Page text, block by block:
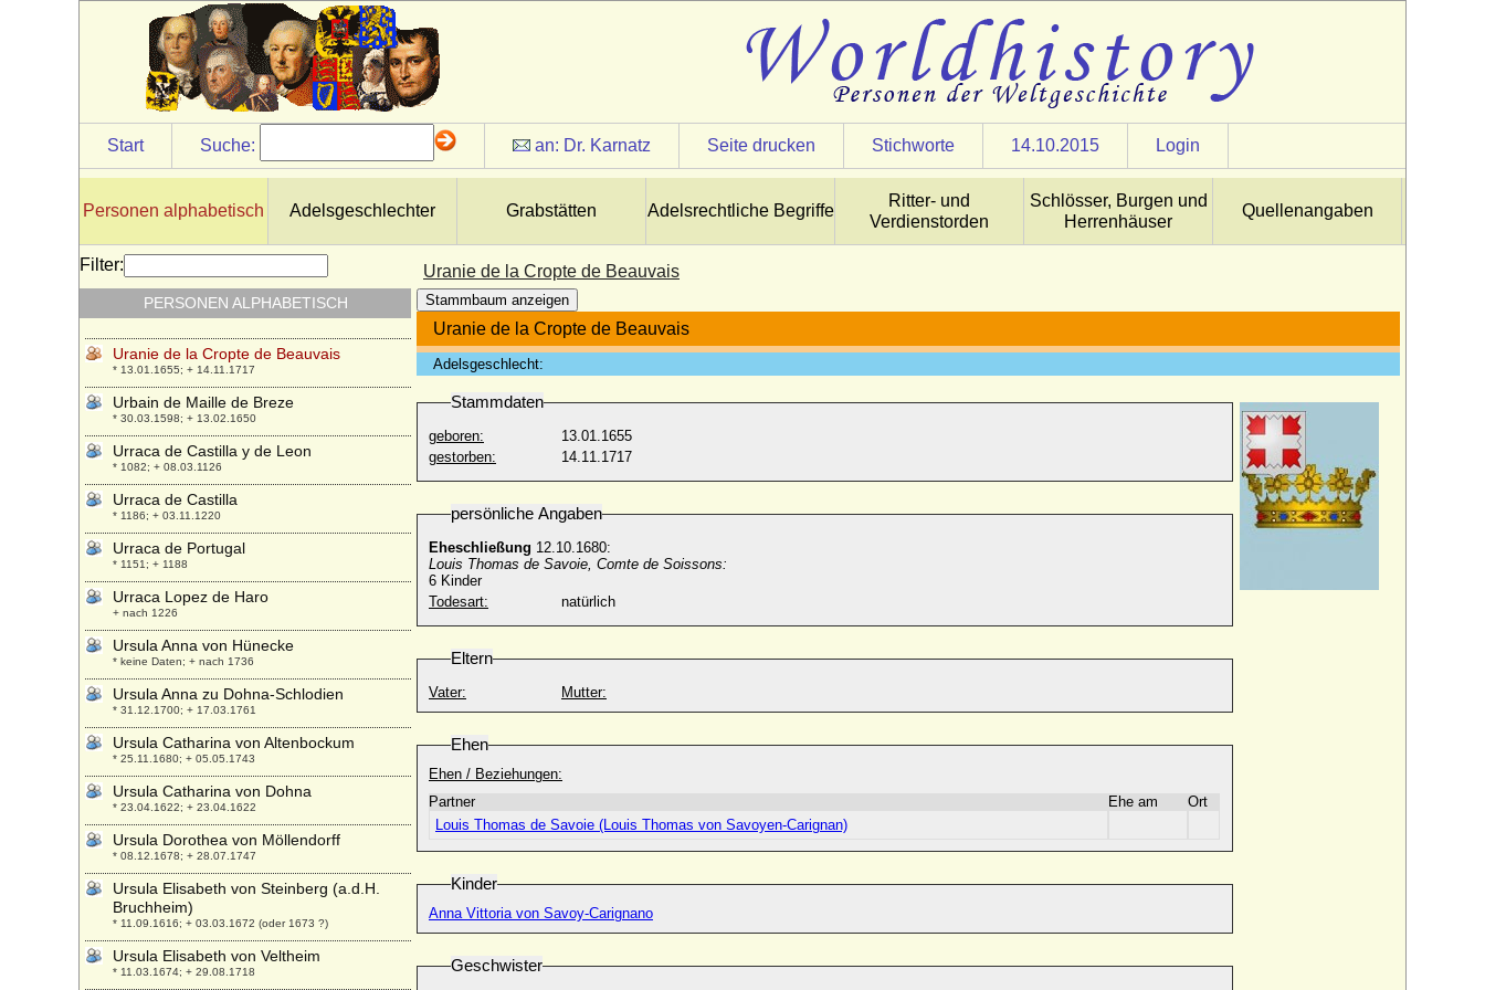
Start Suche: an: Dr. Karnatz Seite drucken Stichworte 14.10.2015 Login
Personen alphabetisch Adelsgeschlechter Grabstätten Adelsrechtliche Begriffe
Ritter- und
Verdienstorden
Schlösser, Burgen und
Herrenhäuser
Quellenangaben
Uranie de la Cropte de Beauvais
Stammbaum anzeigen
Uranie de la Cropte de Beauvais
Adelsgeschlecht:
Stammdaten
geboren:
13.01.1655
gestorben:
14.11.1717
persönliche Angaben
Eheschließung 12.10.1680:
Louis Thomas de Savoie, Comte de Soissons:
6 Kinder
Todesart:
natürlich
Eltern
Vater: Mutter:
Ehen
Ehen / Beziehungen:
Partner
Ehe am
Ort
Louis Thomas de Savoie (Louis Thomas von Savoyen-Carignan)
Kinder
Anna Vittoria von Savoy-Carignano
Geschwister
Filter:
PERSONEN ALPHABETISCH
unbekannte Gemahlin von Burkhard I. von
Zollern
* unbekannt; + unbekannt
unbekannte Gemahlin von Dedi im
Harzgau
unbekannt Gemahlin von Friedrich I. von
Eilenburg
unbekannte Gemahlin von Friedrich VIII.
* unbekannt; + unbekannt
unbekannte Gemahlin von Wladyslaw I.
Herman
* unbekannt; + unbekannt
Uranie de la Cropte de Beauvais
* 13.01.1655; + 14.11.1717
Urbain de Maille de Breze
* 30.03.1598; + 13.02.1650
Urraca de Castilla y de Leon
* 1082; + 08.03.1126
Urraca de Castilla
* 1186; + 03.11.1220
Urraca de Portugal
* 1151; + 1188
Urraca Lopez de Haro
+ nach 1226
Ursula Anna von Hünecke
* keine Daten; + nach 1736
Ursula Anna zu Dohna-Schlodien
* 31.12.1700; + 17.03.1761
Ursula Catharina von Altenbockum
* 25.11.1680; + 05.05.1743
Ursula Catharina von Dohna
* 23.04.1622; + 23.04.1622
Ursula Dorothea von Möllendorff
* 08.12.1678; + 28.07.1747
Ursula Elisabeth von Steinberg (a.d.H.
Bruchheim)
* 11.09.1616; + 03.03.1672 (oder 1673 ?)
Ursula Elisabeth von Veltheim
* 11.03.1674; + 29.08.1718